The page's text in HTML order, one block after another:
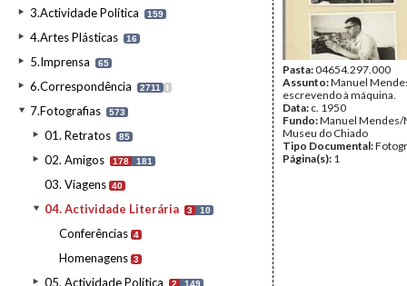
3.Actividade Política 159
4.Artes Plásticas 16
5.Imprensa 65
6.Correspondência 2711 I
7.Fotografias 573
01. Retratos 85
02. Amigos 178 181
03. Viagens 40
04. Actividade Literária 3 10
Conferências 4
Homenagens 3
05. Actividade Política 2 149
Pasta:04654.297.000
Assunto:Manuel
escrevendo à máquina.
Data: c. 1950
Fundo:Manuel Mendes/
Museu do Chiado
Tipo Documental:
Página(s): 1